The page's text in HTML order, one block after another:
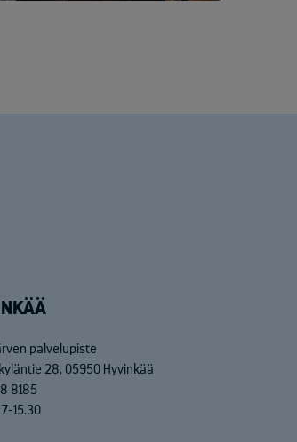
palvelupiste
28, 05950 Hyvinkää
8185
15.30